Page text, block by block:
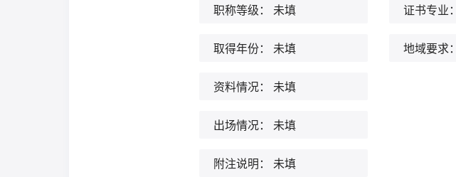
职称等级： 未填 证书专业：
取得年份： 未填 地域要求：
资料情况： 未填
出场情况： 未填
附注说明： 未填